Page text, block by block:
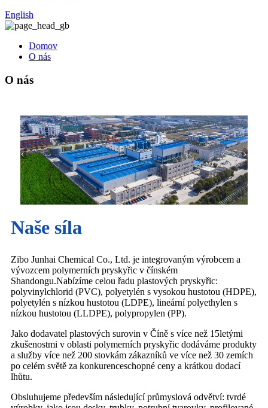
English
Domov
O nás
O nás
Naše síla
Zibo Junhai Chemical Co., Ltd. je integrovaným výrobcem a
vývozcem polymerních pryskyřic v čínském
Shandongu.Nabízíme celou řadu plastových pryskyřic:
polyvinylchlorid (PVC), polyetylén s vysokou hustotou (HDPE),
polyetylén s nízkou hustotou (LDPE), lineární polyethylen s
nízkou hustotou (LLDPE), polypropylen (PP).
Jako dodavatel plastových surovin v Číně s více než 15letými
zkušenostmi v oblasti polymerních pryskyřic dodáváme produkty
a služby více než 200 stovkám zákazníků ve více než 30 zemích
po celém světě za konkurenceschopné ceny a krátkou dodací
lhůtu.
Obsluhujeme především následující průmyslová odvětví: tvrdé